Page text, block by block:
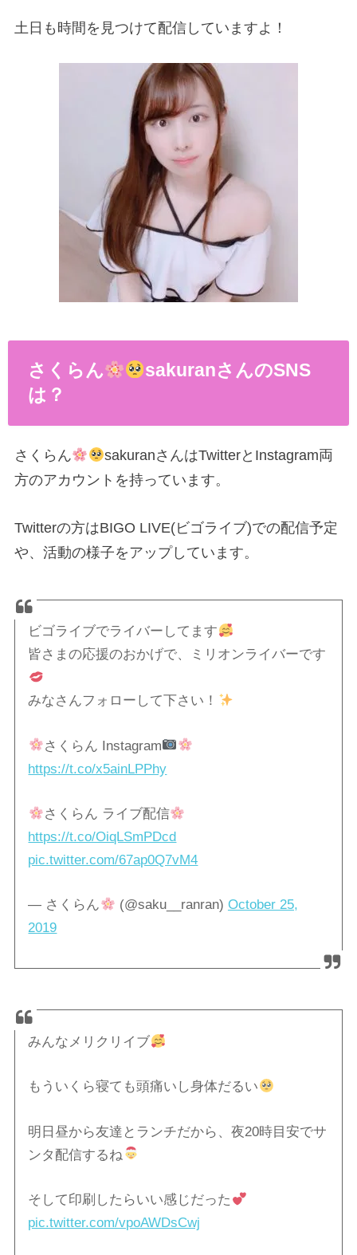
土日も時間を見つけて配信していますよ！
さくらん
sakuranさんのSNS
は？
さくらん
sakuranさんはTwitterとInstagram両
方のアカウントを持っています。
Twitterの方はBIGO LIVE(ビゴライブ)での配信予定
や、活動の様子をアップしています。
ビゴライブでライバーしてます
皆さまの応援のおかげで、ミリオンライバーです
みなさんフォローして下さい！
さくらん Instagram
https://t.co/x5ainLPPhy
さくらん ライブ配信
https://t.co/OiqLSmPDcd
pic.twitter.com/67ap0Q7vM4
— さくらん (@saku__ranran) October 25,
2019
みんなメリクリイブ
もういくら寝ても頭痛いし身体だるい
明日昼から友達とランチだから、夜20時目安でサ
ンタ配信するね
そして印刷したらいい感じだった
pic.twitter.com/vpoAWDsCwj